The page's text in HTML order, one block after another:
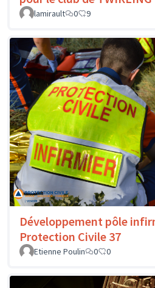
lamirault
0 9
Développement pôle
Protection Civile 37
Etienne Poulin
0 0